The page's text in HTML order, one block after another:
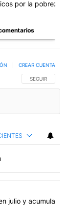
por la pobreza
SIGA ESTA
SEGUIR
CREAR CUENTA
en los
en CABA
julio y acumula